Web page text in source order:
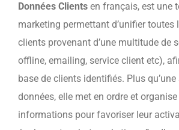
Données Clientsen français, est une
marketing permettant d’unifier toutes
clients provenant d’une multitude de
offline, emailing, service client etc),
base de clients identifiés. Plus
données, elle met en ordre et organise
informations pour favoriser leur